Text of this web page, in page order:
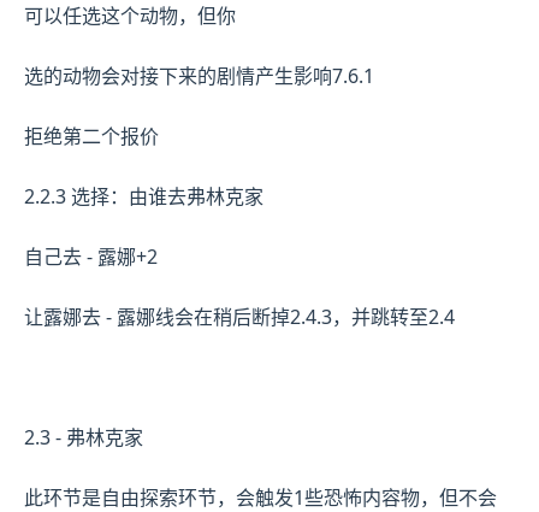
可以任选这个动物，但你
选的动物会对接下来的剧情产生影响7.6.1
拒绝第二个报价
2.2.3 选择：由谁去弗林克家
自己去 - 露娜+2
让露娜去 - 露娜线会在稍后断掉2.4.3，并跳转至2.4
2.3 - 弗林克家
此环节是自由探索环节，会触发1些恐怖内容物，但不会